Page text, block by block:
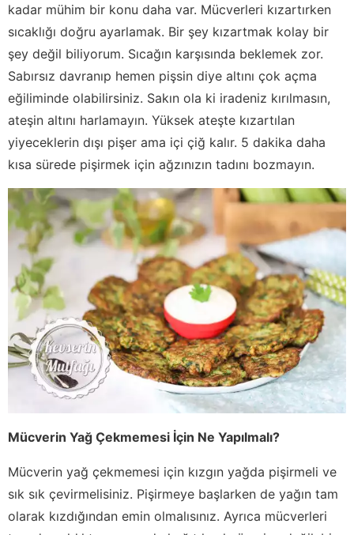
kadar mühim bir konu daha var. Mücverleri kızartırken
sıcaklığı doğru ayarlamak. Bir şey kızartmak kolay bir
şey değil biliyorum. Sıcağın karşısında beklemek zor.
Sabırsız davranıp hemen pişsin diye altını çok açma
eğiliminde olabilirsiniz. Sakın ola ki iradeniz kırılmasın,
ateşin altını harlamayın. Yüksek ateşte kızartılan
yiyeceklerin dışı pişer ama içi çiğ kalır. 5 dakika daha
kısa sürede pişirmek için ağzınızın tadını bozmayın.
Mücverin Yağ Çekmemesi İçin Ne Yapılmalı?
Mücverin yağ çekmemesi için kızgın yağda pişirmeli ve
sık sık çevirmelisiniz. Pişirmeye başlarken de yağın tam
olarak kızdığından emin olmalısınız. Ayrıca mücverleri